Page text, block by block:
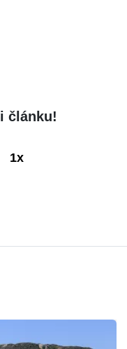
článku!
1x